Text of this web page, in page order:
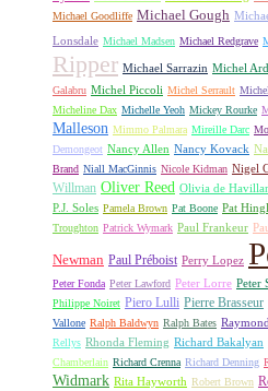
Michael Goodliffe Michael Gough
Lonsdale Michael Madsen Michael Redgrave
Ripper Michael Sarrazin Michel
Galabru Michel Piccoli Michel Serrault
Micheline Dax Michelle Yeoh Mickey Rourke
Malleson Mimmo Palmara Mireille Darc
Demongeot Nancy Allen Nancy Kovack
Brand Niall MacGinnis Nicole Kidman Nigel
Willman Oliver Reed Olivia de
P.J. Soles Pamela Brown Pat Boone Pat
Troughton Patrick Wymark Paul Frankeur
Newman Paul Préboist Perry Lopez
Peter Fonda Peter Lawford Peter Lorre Peter
Philippe Noiret Piero Lulli Pierre Brasseur
Vallone Ralph Baldwyn Ralph Bates
Rellys Rhonda Fleming Richard Bakalyan
Chamberlain Richard Crenna Richard Denning
Widmark Rita Hayworth Robert Brown